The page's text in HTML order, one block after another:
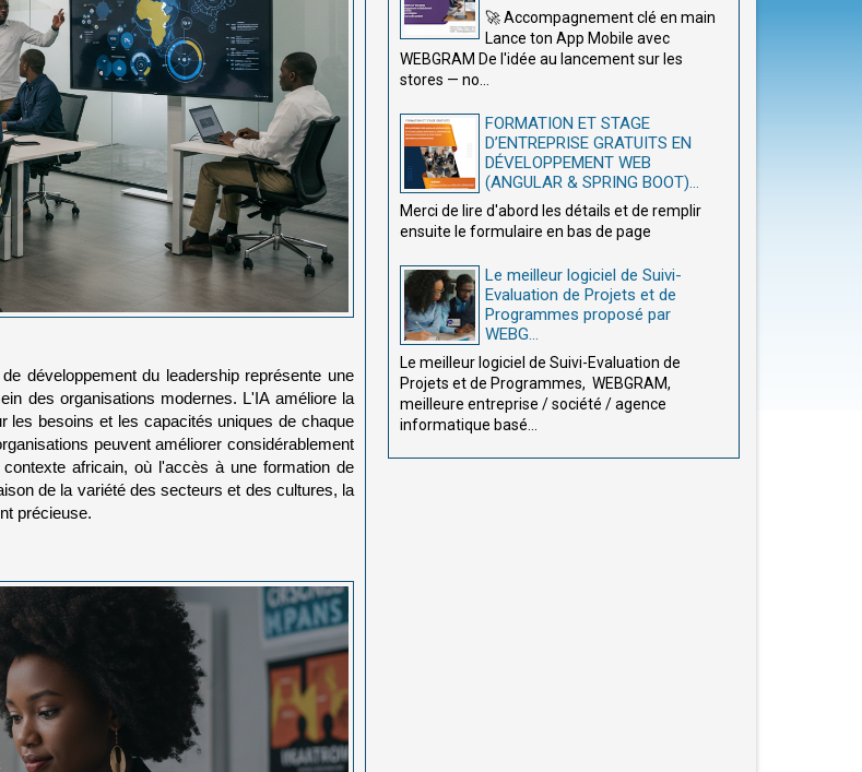
développement du leadership représente une
des organisations modernes. L'IA améliore la
les besoins et les capacités uniques de chaque
peuvent améliorer considérablement
africain, où l'accès à une formation de
de la variété des secteurs et des cultures, la
précieuse.
🚀 Accompagnement clé en main
Lance ton App Mobile avec
WEBGRAM De l'idée au lancement sur les
stores — no...
FORMATION ET STAGE
D’ENTREPRISE GRATUITS EN
DÉVELOPPEMENT WEB
(ANGULAR & SPRING BOOT)...
Merci de lire d'abord les détails et de remplir
ensuite le formulaire en bas de page
Le meilleur logiciel de Suivi-
Evaluation de Projets et de
Programmes proposé par
WEBG...
Le meilleur logiciel de Suivi-Evaluation de
Projets et de Programmes, WEBGRAM,
meilleure entreprise / société / agence
informatique basé...